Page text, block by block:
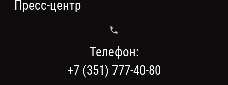
Пресс-центр
Телефон:
+7 (351) 777-40-80